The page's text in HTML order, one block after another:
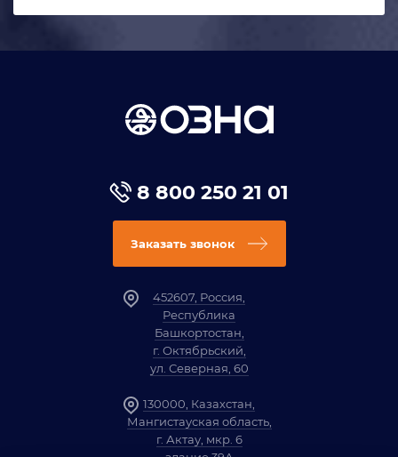
8 800 250 21 01
Заказать звонок
452607, Россия,
Республика
Башкортостан,
г. Октябрьский,
ул. Северная, 60
130000, Казахстан,
Мангистауская область,
г. Актау, мкр. 6